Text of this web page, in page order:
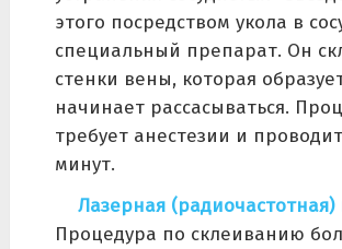
этого посредством укола в
специальный препарат. Он
стенки вены, которая
начинает рассасываться.
требует анестезии и
минут.
Лазерная (радиочастотная)
Процедура по склеиванию